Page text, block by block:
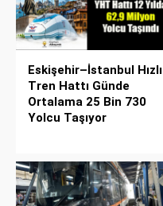
Eskişehir–İstanbul Hızlı
Tren Hattı Günde
Ortalama 25 Bin 730
Yolcu Taşıyor